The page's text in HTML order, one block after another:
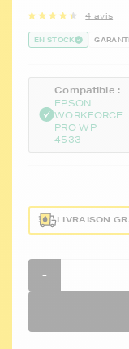
4 avis
EN STOCK
Compatible :
EPSON
WORKFORCE
PRO WP
4533
LIVRAISON
-